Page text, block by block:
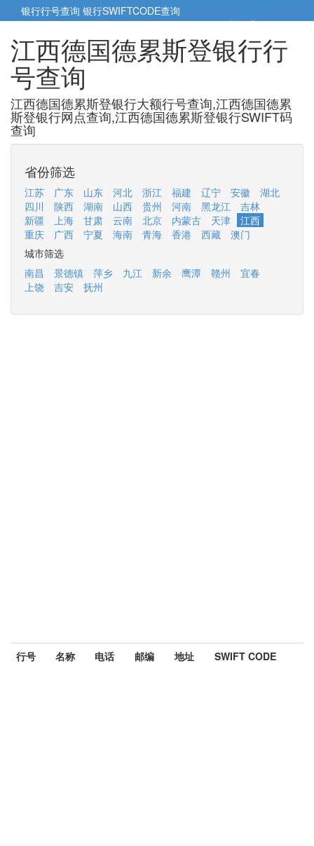
银行行号查询 银行SWIFTCODE查询
5cm小帮手5cm.cn
江西德国德累斯登银行行
号查询
江西德国德累斯登银行大额行号查询,江西德国德累
斯登银行网点查询,江西德国德累斯登银行SWIFT码
查询
省份筛选
江苏 广东 山东 河北 浙江 福建 辽宁 安徽
湖北
四川
陕西 湖南 山西 贵州 河南 黑龙江
吉林
新疆
上海 甘肃 云南 北京 内蒙古 天津
江西
重庆
广西 宁夏 海南 青海 香港 西藏
澳门
城市筛选
南昌
景德镇 萍乡 九江 新余 鹰潭 赣州
宜春
上饶
吉安 抚州
行号 名称 电话 邮编 地址 SWIFT CODE